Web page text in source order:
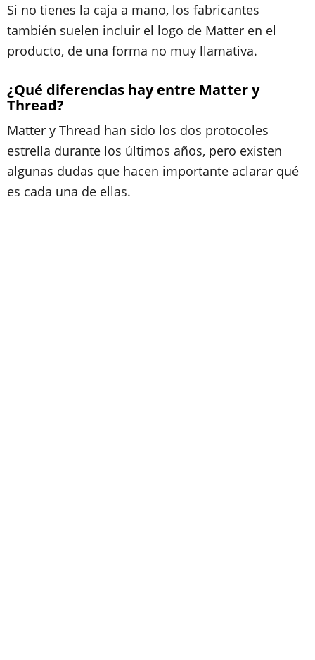
Si no tienes la caja a mano, los fabricantes
también suelen incluir el logo de Matter en el
producto, de una forma no muy llamativa.
¿Qué diferencias hay entre Matter y
Thread?
Matter y Thread han sido los dos protocoles
estrella durante los últimos años, pero existen
algunas dudas que hacen importante aclarar qué
es cada una de ellas.